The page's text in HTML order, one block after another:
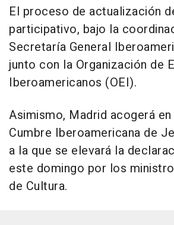
El proceso de actualización
participativo, bajo la
Secretaría General
junto con la Organización de
Iberoamericanos (OEI).
Asimismo, Madrid acogerá
Cumbre Iberoamericana de
a la que se elevará la
este domingo por los
de Cultura.